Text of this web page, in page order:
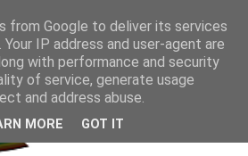
from Google to deliver its services
IP address and user-agent are
with performance and security
of service, generate usage
and address abuse.
MORE GOT IT